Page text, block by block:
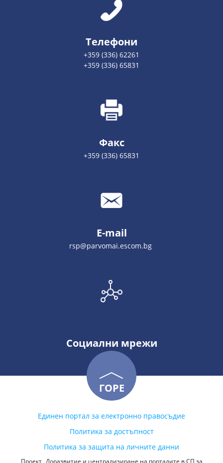
Телефони
+359 (336) 62261
+359 (336) 65831
Факс
+359 (336) 65831
E-mail
rsp@parvomai.escom.bg
Социални мрежи
ГОРЕ
Единен портал за електронно правосъдие
Политика за достъпност
Политика за защита на личните данни
Проект „Доразвитие и централизиране на порталите в СП за